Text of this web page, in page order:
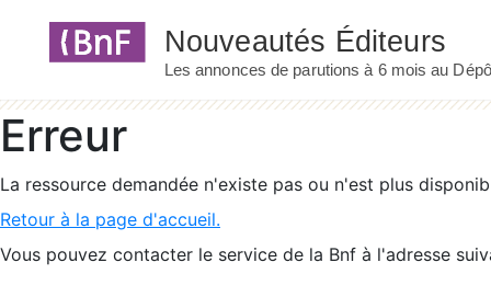
Erreur
La ressource demandée n'existe pas ou n'est plus
Retour à la page d'accueil.
Vous pouvez contacter le service de la Bnf à l'adresse